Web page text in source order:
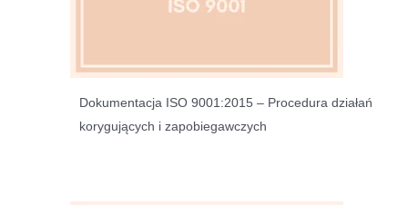
Dokumentacja ISO 9001:2015 – Procedura działań
korygujących i zapobiegawczych